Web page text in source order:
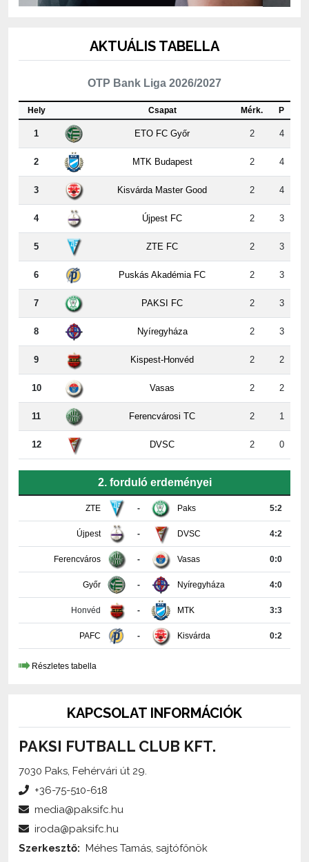
OTP Bank Liga 2026/2027
Csapat
1 ETO FC Győr 2 4
2 MTK Budapest 2 4
3 Kisvárda Master Good 2 4
4 Újpest FC 2 3
5 ZTE FC 2 3
6 Puskás Akadémia FC 2 3
7 PAKSI FC 2 3
8 Nyíregyháza 2 3
9 Kispest-Honvéd 2 2
10 Vasas 2 2
11 Ferencvárosi TC 2 1
12 DVSC 2 0
ZTE - Paks
Újpest DVSC 4:2
Ferencváros Vasas 0:0
Győr Nyíregyháza 4:0
Honvéd MTK 3:3
PAFC Kisvárda 0:2
Részletes tabella
PAKSI FUTBALL CLUB KFT.
7030 Paks, Fehérvári út 29.
Küldjön üzenetet!